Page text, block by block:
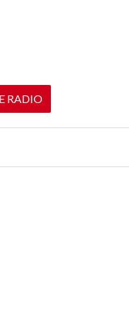
RADIO